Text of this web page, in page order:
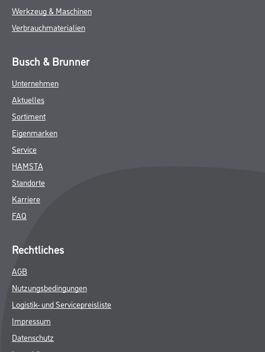
Werkzeug & Maschinen
Verbrauchmaterialien
Busch & Brunner
Unternehmen
Aktuelles
Sortiment
Eigenmarken
Service
HAMSTA
Standorte
Karriere
FAQ
Rechtliches
AGB
Nutzungsbedingungen
Logistik- und Servicepreisliste
Impressum
Datenschutz